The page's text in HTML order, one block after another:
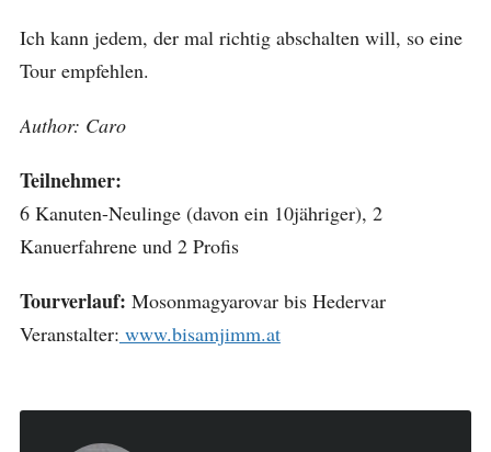
Ich kann jedem, der mal richtig abschalten will, so eine
Tour empfehlen.
Author: Caro
Teilnehmer:
6 Kanuten-Neulinge (davon ein 10jähriger), 2
Kanuerfahrene und 2 Profis
Tourverlauf: Mosonmagyarovar bis Hedervar
Veranstalter: www.bisamjimm.at